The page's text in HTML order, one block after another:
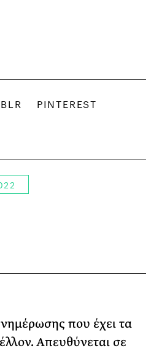
που έχει τα
Απευθύνεται σε